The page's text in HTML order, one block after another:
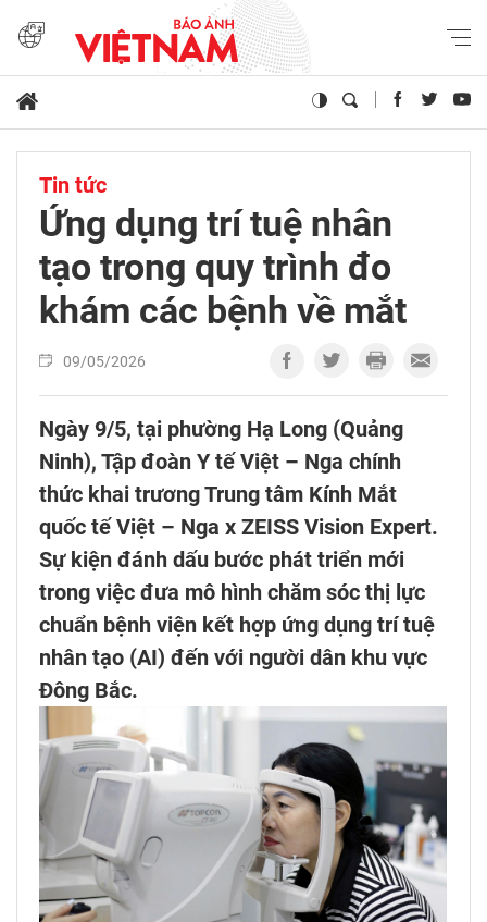
Tin tức
Ứng dụng trí tuệ nhân
tạo trong quy trình đo
khám các bệnh về mắt
09/05/2026
Ngày 9/5, tại phường Hạ Long (Quảng
Ninh), Tập đoàn Y tế Việt – Nga chính
thức khai trương Trung tâm Kính Mắt
quốc tế Việt – Nga x ZEISS Vision Expert.
Sự kiện đánh dấu bước phát triển mới
trong việc đưa mô hình chăm sóc thị lực
chuẩn bệnh viện kết hợp ứng dụng trí tuệ
nhân tạo (AI) đến với người dân khu vực
Đông Bắc.